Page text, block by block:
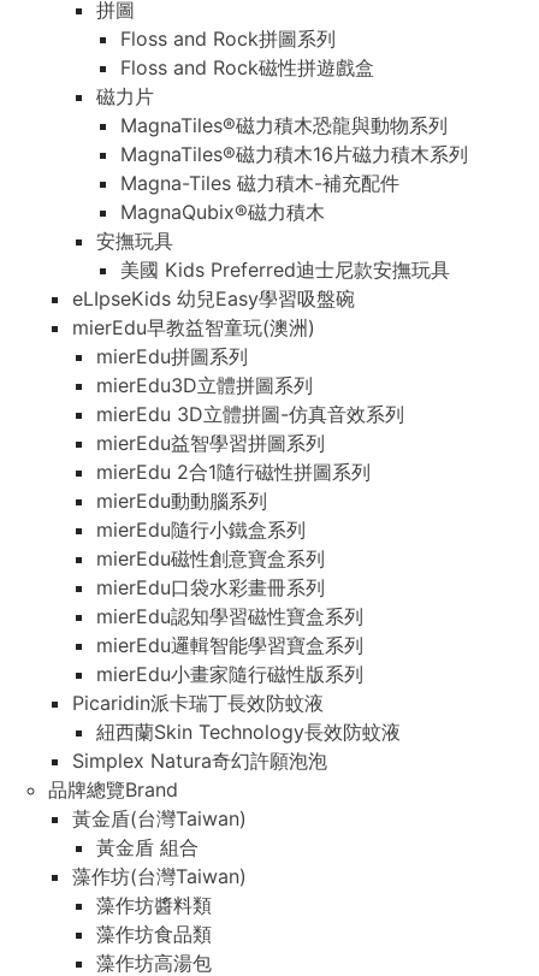
拼圖
Floss and Rock拼圖系列
Floss and Rock磁性拼遊戲盒
磁力片
MagnaTiles®磁力積木恐龍與動物系列
MagnaTiles®磁力積木16片磁力積木系列
Magna-Tiles 磁力積木-補充配件
MagnaQubix®磁力積木
安撫玩具
美國 Kids Preferred迪士尼款安撫玩具
eLIpseKids 幼兒Easy學習吸盤碗
mierEdu早教益智童玩(澳洲)
mierEdu拼圖系列
mierEdu3D立體拼圖系列
mierEdu 3D立體拼圖-仿真音效系列
mierEdu益智學習拼圖系列
mierEdu 2合1隨行磁性拼圖系列
mierEdu動動腦系列
mierEdu隨行小鐵盒系列
mierEdu磁性創意寶盒系列
mierEdu口袋水彩畫冊系列
mierEdu認知學習磁性寶盒系列
mierEdu邏輯智能學習寶盒系列
mierEdu小畫家隨行磁性版系列
Picaridin派卡瑞丁長效防蚊液
紐西蘭Skin Technology長效防蚊液
Simplex Natura奇幻許願泡泡
品牌總覽Brand
黃金盾(台灣Taiwan)
黃金盾 組合
藻作坊(台灣Taiwan)
藻作坊醬料類
藻作坊食品類
藻作坊高湯包